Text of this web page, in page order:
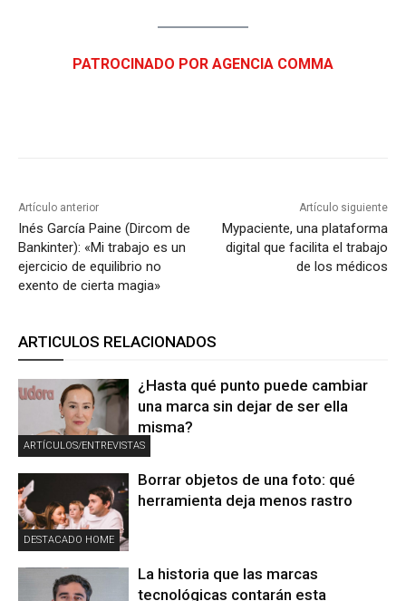
PATROCINADO POR AGENCIA COMMA
Artículo anterior
Inés García Paine (Dircom de
Bankinter): «Mi trabajo es un
ejercicio de equilibrio no
exento de cierta magia»
Artículo siguiente
Mypaciente, una plataforma
digital que facilita el trabajo
de los médicos
ARTICULOS RELACIONADOS
ARTÍCULOS/ENTREVISTAS
¿Hasta qué punto puede cambiar
una marca sin dejar de ser ella
misma?
DESTACADO HOME
Borrar objetos de una foto: qué
herramienta deja menos rastro
La historia que las marcas
tecnológicas contarán esta